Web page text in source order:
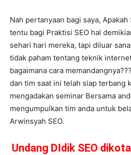
Nah pertanyaan bagi saya, Apakah
tentu bagi Praktisi SEO hal
sehari hari mereka, tapi diluar
tidak paham tentang teknik
bagaimana cara
dan tim saat ini telah siap terbang
mengadakan seminar Bersama
mengumpulkan tim anda untuk
Arwinsyah SEO.
Undang DIdik SEO